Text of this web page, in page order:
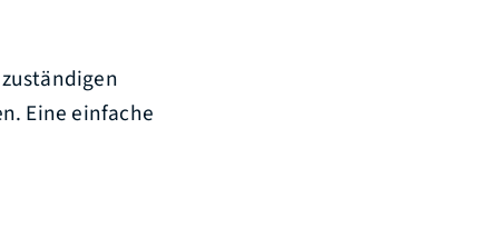
Eine einfache